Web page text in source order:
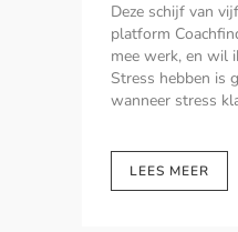
Deze schijf van
platform
mee werk, en wil
Stress hebben is
wanneer stress
LEES MEER